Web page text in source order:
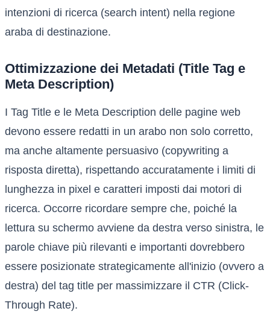
intenzioni di ricerca (search intent) nella regione
araba di destinazione.
Ottimizzazione dei Metadati (Title Tag e
Meta Description)
I Tag Title e le Meta Description delle pagine web
devono essere redatti in un arabo non solo corretto,
ma anche altamente persuasivo (copywriting a
risposta diretta), rispettando accuratamente i limiti di
lunghezza in pixel e caratteri imposti dai motori di
ricerca. Occorre ricordare sempre che, poiché la
lettura su schermo avviene da destra verso sinistra, le
parole chiave più rilevanti e importanti dovrebbero
essere posizionate strategicamente all'inizio (ovvero a
destra) del tag title per massimizzare il CTR (Click-
Through Rate).